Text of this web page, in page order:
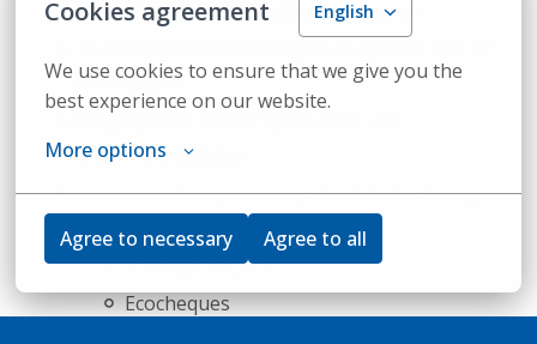
Cookies agreement English
We use cookies to ensure that we give you the
best experience on our website.
More options
Agree to necessary Agree to all
tot thuiswerk (tot 8 dagen per maand)
ADV-dagen
Mogelijkheid tot het opbouwen van
anciënniteitsdagen
Een aantrekkelijk salarispakket met extralegale
voordelen, waaronder:
Maaltijdcheques
Ecocheques